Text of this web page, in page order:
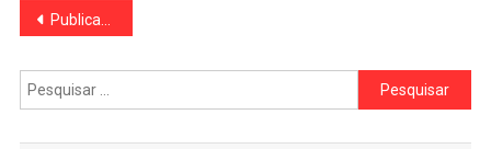
Navegação
por
posts
Publicações mais antigas
Pesquisar
por: